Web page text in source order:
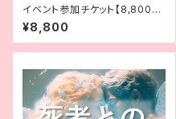
イベント参加チケット【8,800
円】
¥8,800